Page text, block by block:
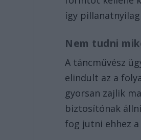
így
Nem tudni
A táncművész
elindult az a
gyorsan zajlik
biztosítónak
fog jutni ehhez a